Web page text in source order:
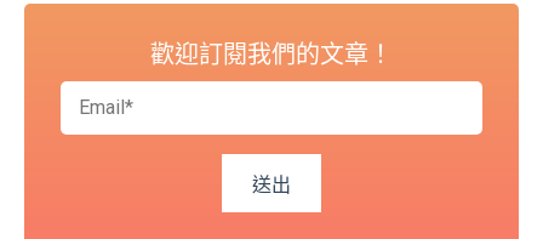
喜歡這篇文章嗎？或是想要知道那些更多資訊呢？
原始發佈日期： 9月 28, 2018, 更新日期： 3月 25, 2022